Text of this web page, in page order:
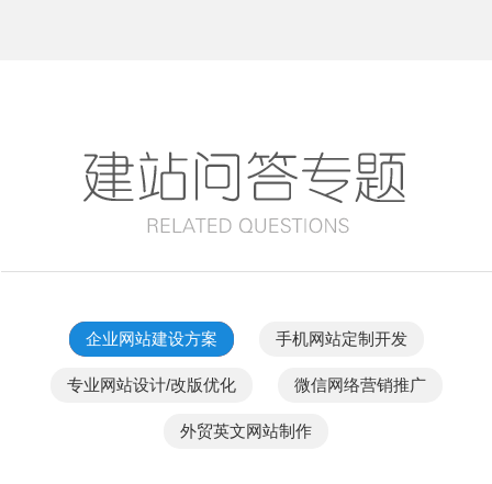
企业网站建设方案 手机网站定制开发
专业网站设计/改版优化 微信网络营销推广
外贸英文网站制作